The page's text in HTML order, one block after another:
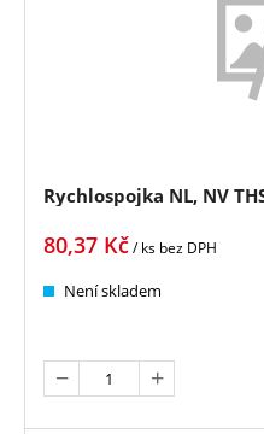
Rychlospojka NL, NV
80,37 Kč/ ks bez DPH
Není skladem